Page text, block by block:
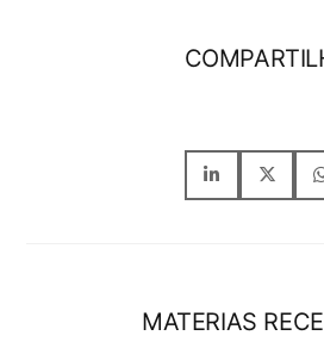
MATERIAS